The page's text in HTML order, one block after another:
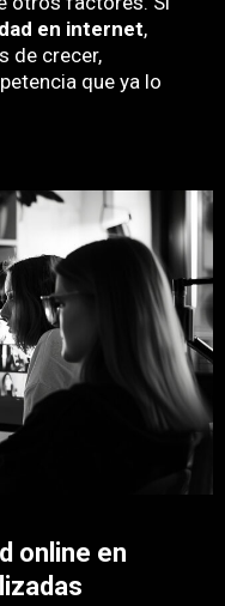
en internet,
de crecer,
que ya lo
online en